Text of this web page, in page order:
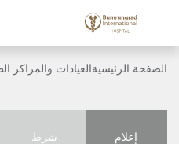
الصفحة الرئيسيةالعيادات والمراكز
إعلام شرط